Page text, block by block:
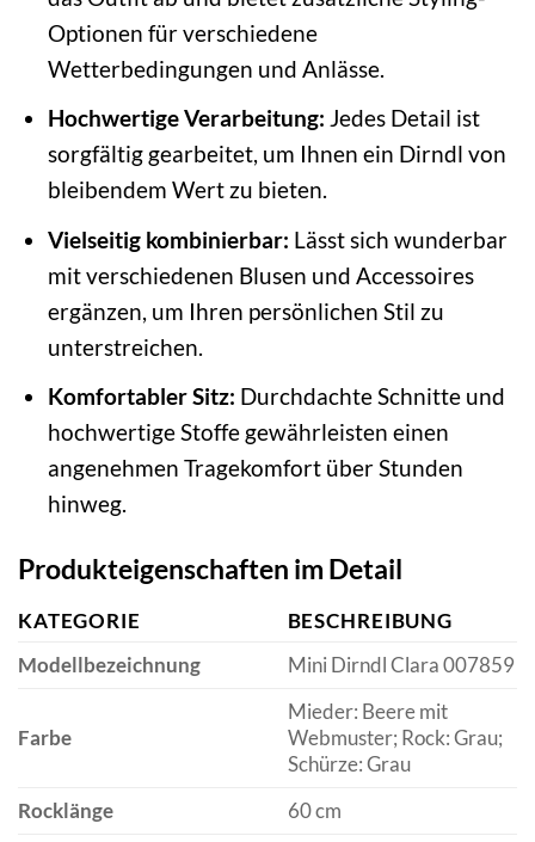
Optionen für verschiedene
Wetterbedingungen und Anlässe.
Hochwertige Verarbeitung: Jedes Detail ist
sorgfältig gearbeitet, um Ihnen ein Dirndl von
bleibendem Wert zu bieten.
Vielseitig kombinierbar: Lässt sich wunderbar
mit verschiedenen Blusen und Accessoires
ergänzen, um Ihren persönlichen Stil zu
unterstreichen.
Komfortabler Sitz: Durchdachte Schnitte und
hochwertige Stoffe gewährleisten einen
angenehmen Tragekomfort über Stunden
hinweg.
Produkteigenschaften im Detail
KATEGORIE
BESCHREIBUNG
Modellbezeichnung
Mini Dirndl Clara 007859
Farbe
Mieder: Beere mit
Webmuster; Rock: Grau;
Schürze: Grau
Rocklänge
60 cm